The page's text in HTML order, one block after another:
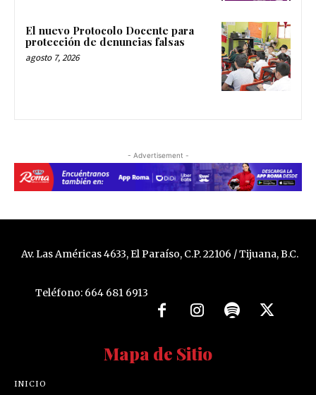
El nuevo Protocolo Docente para
protección de denuncias falsas
agosto 7, 2026
- Advertisement -
Av. Las Américas 4633, El Paraíso, C.P. 22106 / Tijuana, B.C.
Teléfono: 664 681 6913
Mapa de Sitio
INICIO